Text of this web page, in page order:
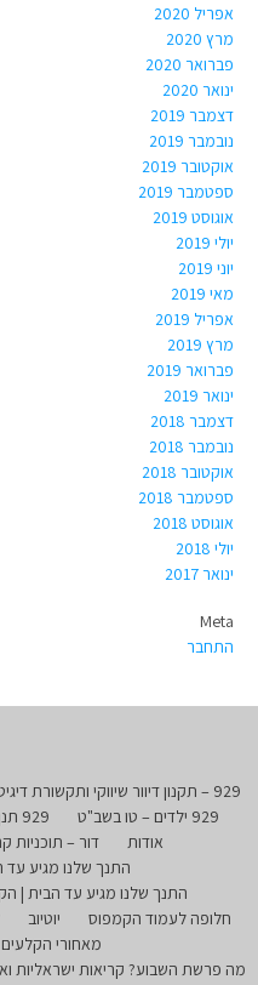
אפריל 2020
מרץ 2020
פברואר 2020
ינואר 2020
דצמבר 2019
נובמבר 2019
אוקטובר 2019
ספטמבר 2019
אוגוסט 2019
יולי 2019
יוני 2019
מאי 2019
אפריל 2019
מרץ 2019
פברואר 2019
ינואר 2019
דצמבר 2018
נובמבר 2018
אוקטובר 2018
ספטמבר 2018
אוגוסט 2018
יולי 2018
ינואר 2017
Meta
התחבר
929 – תקנון דיוור שיווקי ותקשורת דיגיטלית
929 ילדים – טו בשב"ט
929 תנך – דף הבית
אודות
דור – תוכניות
התנך שלנו מגיע עד
התנך שלנו מגיע עד הבית |
חלופה לעמוד הקמפוס
יוטיוב
מאחורי הקלעים
מה פרשת השבוע? קריאות ישראליות